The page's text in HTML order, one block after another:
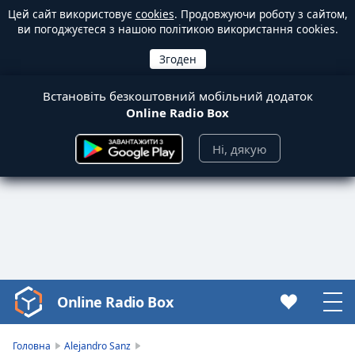
Цей сайт використовує cookies. Продовжуючи роботу з сайтом,
ви погоджуєтеся з нашою політикою використання cookies.
Встановіть безкоштовний мобільний додаток
Online Radio Box
Ні, дякую
Video
Player
Online Radio Box
Головна
Alejandro Sanz